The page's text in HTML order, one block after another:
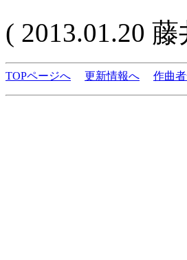
( 2013.01.20 藤
TOPページへ 更新情報へ 作曲